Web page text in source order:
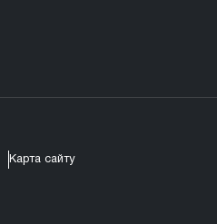
Карта сайту